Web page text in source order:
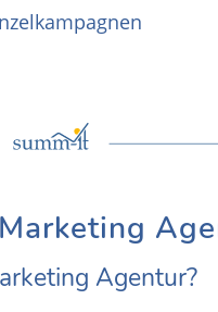
Agentur?